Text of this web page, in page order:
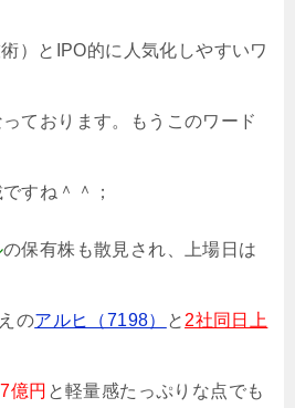
術）とIPO的に人気化しやすいワ
ております。もうこのワード
すね＾＾；
の保有株も散見され、上場日は
のアルヒ（7198） と 2社同日上
億円 と軽量感たっぷりな点でも